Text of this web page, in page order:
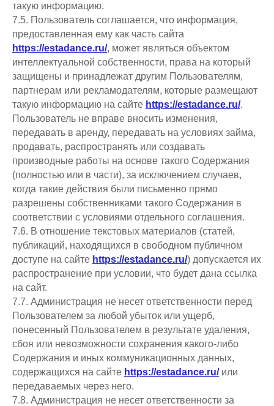
такую информацию.
7.5. Пользователь соглашается, что информация,
предоставленная ему как часть сайта
https://estadance.ru/, может являться объектом
интеллектуальной собственности, права на который
защищены и принадлежат другим Пользователям,
партнерам или рекламодателям, которые размещают
такую информацию на сайте https://estadance.ru/.
Пользователь не вправе вносить изменения,
передавать в аренду, передавать на условиях займа,
продавать, распространять или создавать
производные работы на основе такого Содержания
(полностью или в части), за исключением случаев,
когда такие действия были письменно прямо
разрешены собственниками такого Содержания в
соответствии с условиями отдельного соглашения.
7.6. В отношение текстовых материалов (статей,
публикаций, находящихся в свободном публичном
доступе на сайте https://estadance.ru/) допускается их
распространение при условии, что будет дана ссылка
на сайт.
7.7. Администрация не несет ответственности перед
Пользователем за любой убыток или ущерб,
понесенный Пользователем в результате удаления,
сбоя или невозможности сохранения какого-либо
Содержания и иных коммуникационных данных,
содержащихся на сайте https://estadance.ru/или
передаваемых через него.
7.8. Администрация не несет ответственности за